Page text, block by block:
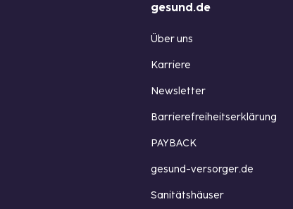
gesund.de
Über uns
Karriere
Newsletter
Barrierefreiheitserklärung
PAYBACK
gesund-versorger.de
Sanitätshäuser